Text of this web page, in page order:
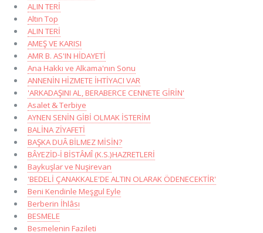
ALIN TERİ
Altın Top
ALIN TERİ
AMEŞ VE KARISI
AMR B. AS'IN HİDAYETİ
Ana Hakkı ve Alkama'nın Sonu
ANNENİN HİZMETE İHTİYACI VAR
'ARKADAŞINI AL, BERABERCE CENNETE GİRİN'
Asalet & Terbiye
AYNEN SENİN GİBİ OLMAK İSTERİM
BALİNA ZİYAFETİ
BAŞKA DUÂ BİLMEZ MİSİN?
BÂYEZİD-İ BİSTÂMÎ (K.S.)HAZRETLERİ
Baykuşlar ve Nuşirevan
'BEDELİ ÇANAKKALE'DE ALTIN OLARAK ÖDENECEKTİR'
Beni Kendinle Meşgul Eyle
Berberin İhlâsı
BESMELE
Besmelenin Fazileti